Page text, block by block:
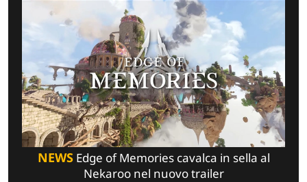
NEWSEdge of Memories cavalca in sella al
Nekaroo nel nuovo trailer